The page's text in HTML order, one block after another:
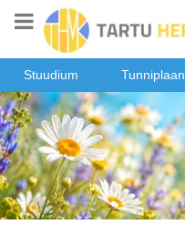
Stuudium Tunniplaan